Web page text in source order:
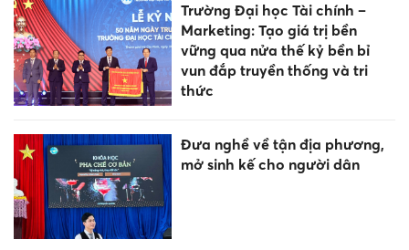
Trường Đại học Tài chính –
Marketing: Tạo giá trị bền
vững qua nửa thế kỷ bền bỉ
vun đắp truyền thống và tri
thức
Đưa nghề về tận địa phương,
mở sinh kế cho người dân